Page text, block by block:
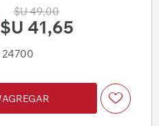
$U 49,00
$U 41,65
24700
AGREGAR